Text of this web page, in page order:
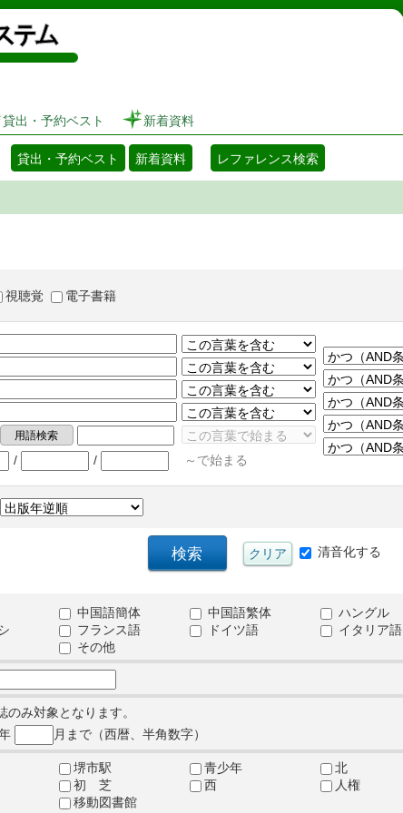
図書館 蔵書検索・予約システム
貸出・予約ベスト 新着資料
貸出・予約ベスト 新着資料 レファレンス検索
視聴覚 電子書籍
/ / ～で始まる
清音化する
中国語簡体 中国語繁体 ハングル
フランス語 ドイツ語 イタリア語
その他
み対象となります。
月まで（西暦、半角数字）
堺市駅 青少年 北
初 芝 西 人権
移動図書館